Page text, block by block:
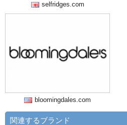
selfridges.com
bloomingdales.com
関連するブランド